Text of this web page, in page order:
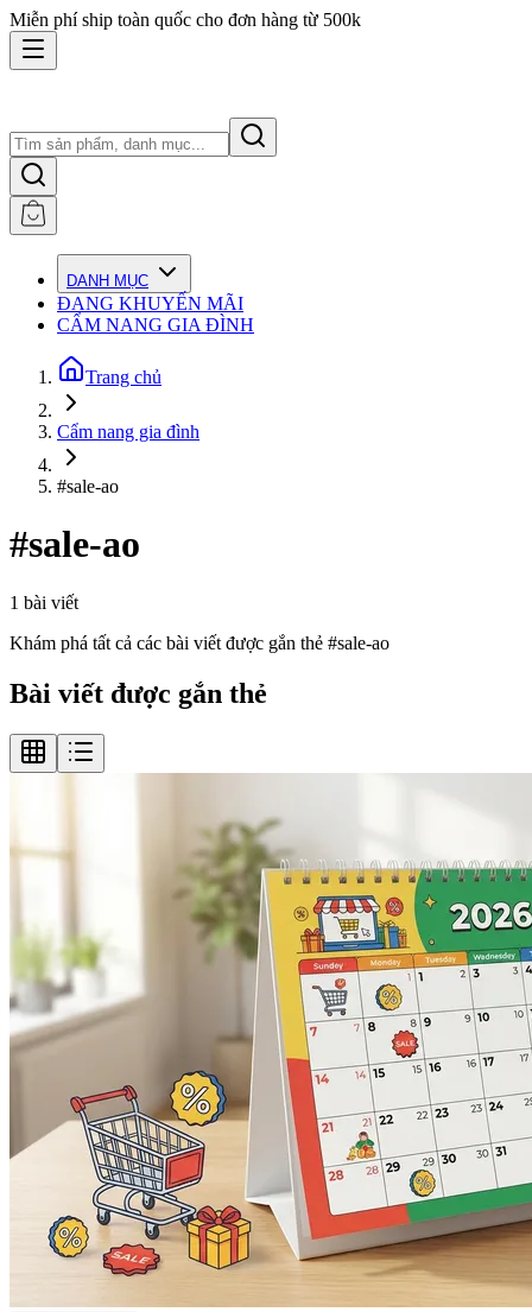
Miễn phí ship toàn quốc cho đơn hàng từ 500k
DANH MỤC
ĐANG KHUYẾN MÃI
CẨM NANG GIA ĐÌNH
Trang chủ
Cẩm nang gia đình
#sale-ao
#sale-ao
1 bài viết
Khám phá tất cả các bài viết được gắn thẻ #sale-ao
Bài viết được gắn thẻ